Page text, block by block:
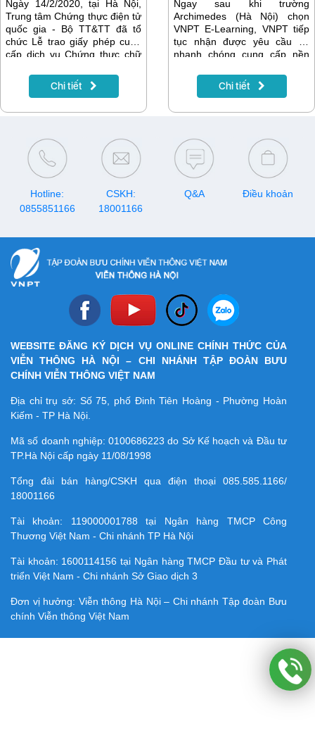
Ngày 14/2/2020, tại Hà Nội,
Trung tâm Chứng thực điện tử
quốc gia - Bộ TT&TT đã tổ
chức Lễ trao giấy phép cung
cấp dịch vụ Chứng thực chữ
cho Tập đoàn Bưu chính Viễn
thông Việt Nam (VNPT).
Chi tiết
Ngay sau khi trường
Archimedes (Hà Nội) chọn
VNPT E-Learning, VNPT tiếp
tục nhận được yêu cầu và
nhanh chóng cung cấp nền
VNPT E-Learning miễn phí
cho tất cả trường học từ tiểu
Corona (nCoV) gây ra.
Chi tiết
Hotline:
0855851166
CSKH:
18001166
Q&A Điều khoản
WEBSITE ĐĂNG KÝ DỊCH VỤ ONLINE CHÍNH THỨC CỦA
VIỄN THÔNG HÀ NỘI – CHI NHÁNH TẬP ĐOÀN BƯU
CHÍNH VIỄN THÔNG VIỆT NAM
Địa chỉ trụ sở: Số 75, phố Đinh Tiên Hoàng - Phường Hoàn
Kiếm - TP Hà Nội.
Mã số doanh nghiệp:0100686223 do Sở Kế hoạch và Đầu tư
TP.Hà Nội cấp ngày 11/08/1998
Tổng đài bán hàng/CSKH qua điện thoại 085.585.1166/
18001166
Tài khoản: 119000001788 tại Ngân hàng TMCP Công
Thương Việt Nam - Chi nhánh TP Hà Nội
Tài khoản: 1600114156 tại Ngân hàng TMCP Ðầu tư và Phát
triển Việt Nam - Chi nhánh Sở Giao dịch 3
Đơn vị hưởng: Viễn thông Hà Nội – Chi nhánh Tập đoàn Bưu
chính Viễn thông Việt Nam